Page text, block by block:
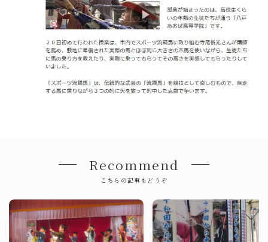
Recommend
こちらの記事もどうぞ